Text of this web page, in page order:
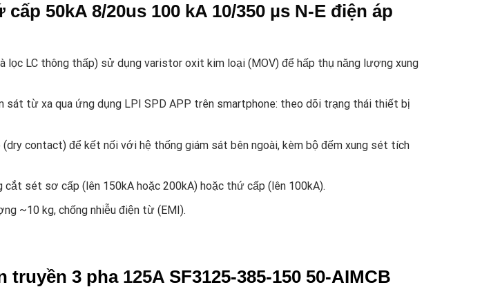
50kA 8/20us 100 kA 10/350 µs N-E điện áp
lọc LC thông thấp) sử dụng varistor oxit kim loại (MOV) để hấp thụ năng lượng xung
sát từ xa qua ứng dụng LPI SPD APP trên smartphone: theo dõi trạng thái thiết bị
contact) để kết nối với hệ thống giám sát bên ngoài, kèm bộ đếm xung sét tích
sét sơ cấp (lên 150kA hoặc 200kA) hoặc thứ cấp (lên 100kA).
~10 kg, chống nhiễu điện từ (EMI).
truyền 3 pha125A SF3125-385-150 50-AIMCB